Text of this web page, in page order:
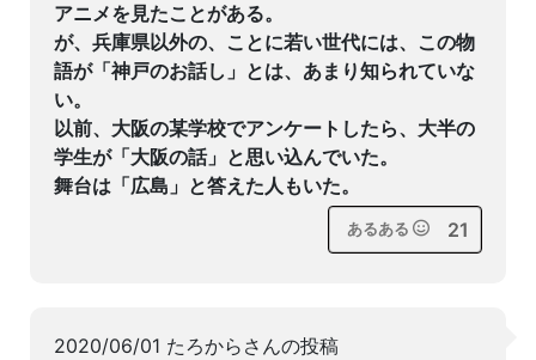
アニメを見たことがある。
が、兵庫県以外の、ことに若い世代には、この物
語が「神戸のお話し」とは、あまり知られていな
い。
以前、大阪の某学校でアンケートしたら、大半の
学生が「大阪の話」と思い込んでいた。
舞台は「広島」と答えた人もいた。
あるある 21
2020/06/01 たろからさんの投稿